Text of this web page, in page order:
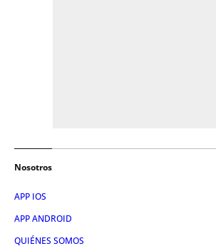
Nosotros
APP IOS
APP ANDROID
QUIÉNES SOMOS